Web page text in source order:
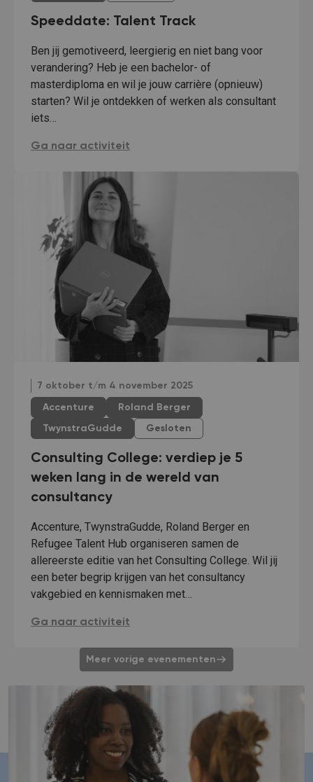
Speeddate: Talent Track
Ben jij gemotiveerd, leergierig en niet bang voor
verandering? Heb je een bachelor- of
masterdiploma en wil je jouw carrière (opnieuw)
starten? Wil je ontdekken of werken als consultant
iets…
Speeddate: Talent Track:
Ga naar activiteit
7 oktober t/m 4 november 2025
Accenture Roland Berger
TwynstraGudde Gesloten
Consulting College: verdiep je 5
weken lang in de wereld van
consultancy
Accenture, TwynstraGudde, Roland Berger en
Refugee Talent Hub organiseren samen de
allereerste editie van het Consulting College. Wil jij
een beter begrip krijgen van het consultancy
vakgebied en kennismaken met…
Consulting College: verdiep je 5 weken lang in de
Ga naar activiteit
Meer vorige evenementen